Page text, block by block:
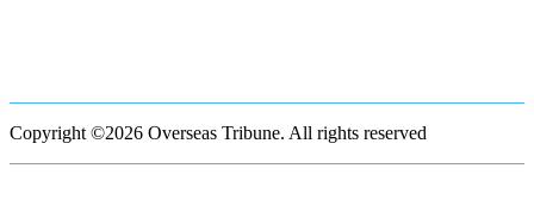
Copyright ©2026 Overseas Tribune. All rights reserved